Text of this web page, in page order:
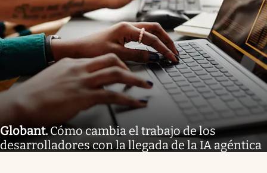
Globant. Cómo cambia el trabajo de los
desarrolladores con la llegada de la IA agéntica